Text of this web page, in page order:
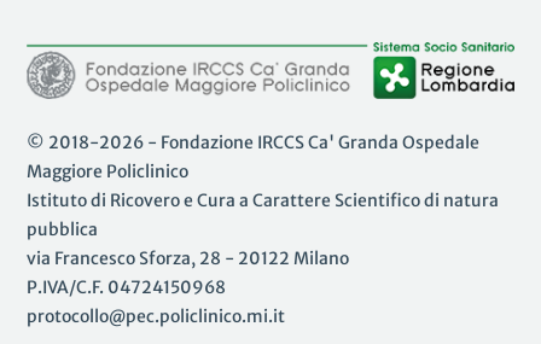
© 2018-2026 - Fondazione IRCCS Ca' Granda Ospedale
Maggiore Policlinico
Istituto di Ricovero e Cura a Carattere Scientifico di natura
pubblica
via Francesco Sforza, 28 - 20122 Milano
P.IVA/C.F. 04724150968
protocollo@pec.policlinico.mi.it